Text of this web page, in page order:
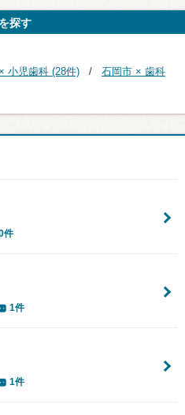
探す
小児歯科 (28件)
石岡市 × 歯科
件
1件
1件